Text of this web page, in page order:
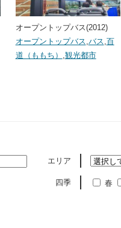
オープントップバス(2012)
オープントップバス バス 百
道（ももち）
観光都市
エリア
四季 春